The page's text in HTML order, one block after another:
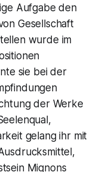
Aufgabe den
Gesellschaft
wurde im
sie bei der
der Werke
gelang ihr mit
Mignons